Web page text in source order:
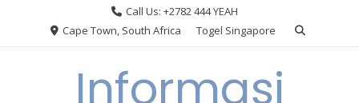
Call Us: +2782 444 YEAH
Cape Town, South Africa
Togel Singapore
Informasi